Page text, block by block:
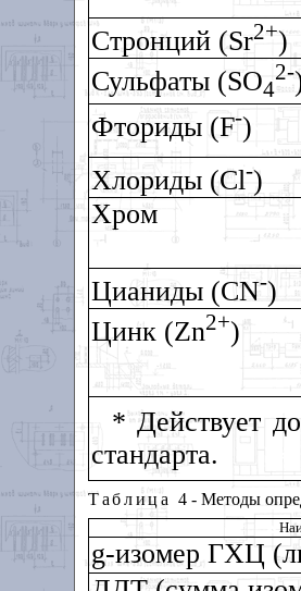
Стронций (Sr2+)
Сульфаты (SO4
2-
Фториды (F-)
Хлориды (Cl-)
Хром
Цианиды (CN-)
Цинк (Zn2+)
* Действует
стандарта.
Таблица4 - Методы
g-изомер ГХЦ